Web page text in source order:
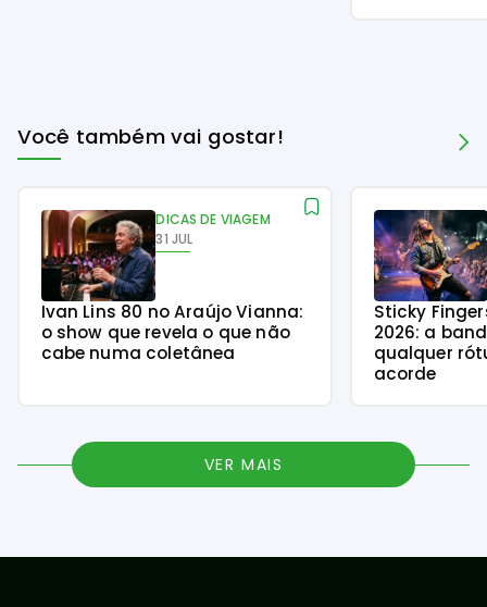
Você também vai gostar!
DICAS DE VIAGEM
31 JUL
Ivan Lins 80 no Araújo Vianna:
o show que revela o que não
cabe numa coletânea
Sticky
2026: a
qualquer
acorde
VER MAIS